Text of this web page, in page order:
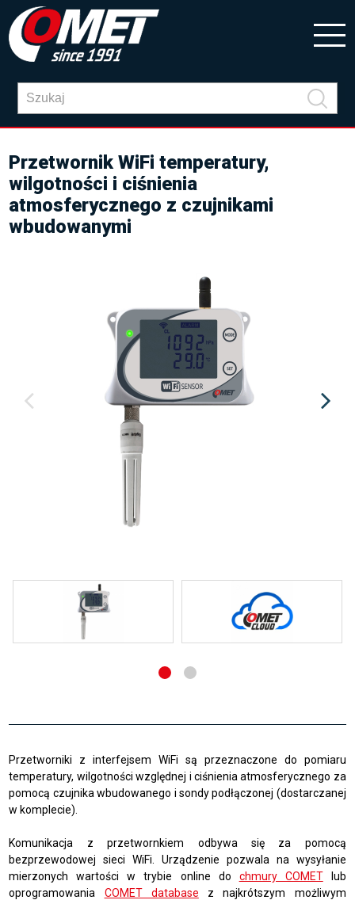
Przetwornik WiFi temperatury,
wilgotności i ciśnienia
atmosferycznego z czujnikami
wbudowanymi
Przetworniki z interfejsem WiFi są przeznaczone do pomiaru
temperatury, wilgotności względnej i ciśnienia atmosferycznego za
pomocą czujnika wbudowanego i sondy podłączonej (dostarczanej
w komplecie).
Komunikacja z przetwornkiem odbywa się za pomocą
bezprzewodowej sieci WiFi. Urządzenie pozwala na wysyłanie
mierzonych wartości w trybie online do chmury COMETlub
oprogramowania COMET database z najkrótszym możliwym